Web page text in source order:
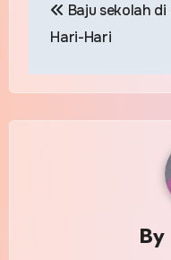
navigation
Baju sekolah di
Hari-Hari
By